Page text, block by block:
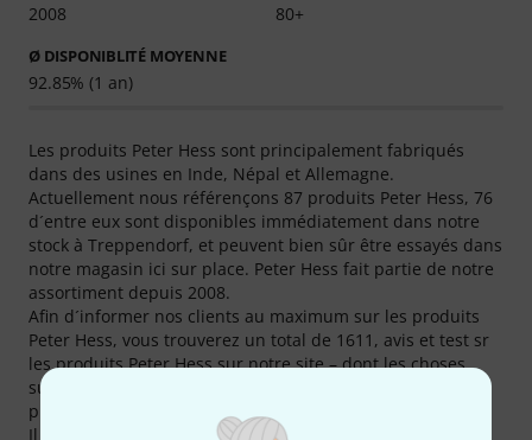
2008 80+
Ø DISPONIBLITÉ MOYENNE
92.85% (1 an)
Les produits Peter Hess sont principalement fabriqués
dans des usines en Inde, Népal et Allemagne.
Actuellement nous référençons 87 produits Peter Hess, 76
d´entre eux sont disponibles immédiatement dans notre
stock à Treppendorf, et peuvent bien sûr être essayés dans
notre magasin ici sur place. Peter Hess fait partie de notre
assortiment depuis 2008.
Afin d´informer nos clients au maximum sur les produits
Peter Hess, vous trouverez un total de 1611, avis et test sr
les produits Peter Hess sur notre site – dont les choses
suivantes: 490 images, 50 démos sonores et 1071 avis
produit de nos clients.
Il y a en ce moment parmi nos best-sellers 16 produits